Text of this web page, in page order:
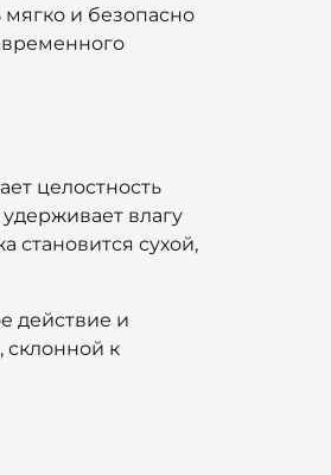
мягко и безопасно
целостность
влагу
становится сухой,
действие и
склонной к